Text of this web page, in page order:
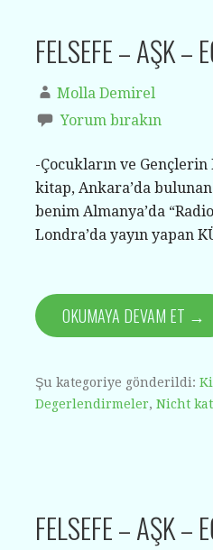
FELSEFE – AŞK –
Molla Demirel
Yorum bırakın
-Çocukların ve Gençlerin
kitap, Ankara’da bulunan
benim Almanya’da
Londra’da yayın yapan
OKUMAYA DEVAM ET →
Şu kategoriye gönderildi:
Degerlendirmeler, Nicht
FELSEFE – AŞK –